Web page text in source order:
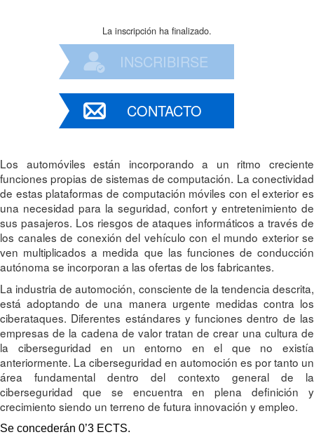
La inscripción ha finalizado.
INSCRIBIRSE
CONTACTO
Los automóviles están incorporando a un ritmo creciente
funciones propias de sistemas de computación. La conectividad
de estas plataformas de computación móviles con el exterior es
una necesidad para la seguridad, confort y entretenimiento de
sus pasajeros. Los riesgos de ataques informáticos a través de
los canales de conexión del vehículo con el mundo exterior se
ven multiplicados a medida que las funciones de conducción
autónoma se incorporan a las ofertas de los fabricantes.
La industria de automoción, consciente de la tendencia descrita,
está adoptando de una manera urgente medidas contra los
ciberataques. Diferentes estándares y funciones dentro de las
empresas de la cadena de valor tratan de crear una cultura de
la ciberseguridad en un entorno en el que no existía
anteriormente. La ciberseguridad en automoción es por tanto un
área fundamental dentro del contexto general de la
ciberseguridad que se encuentra en plena definición y
crecimiento siendo un terreno de futura innovación y empleo.
Se concederán 0’3 ECTS.